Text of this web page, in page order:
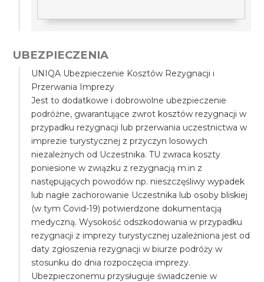
UBEZPIECZENIA
UNIQA Ubezpieczenie Kosztów Rezygnacji i
Przerwania Imprezy
Jest to dodatkowe i dobrowolne ubezpieczenie
podróżne, gwarantujące zwrot kosztów rezygnacji w
przypadku rezygnacji lub przerwania uczestnictwa w
imprezie turystycznej z przyczyn losowych
niezależnych od Uczestnika. TU zwraca koszty
poniesione w związku z rezygnacją m.in z
następujących powodów np. nieszczęśliwy wypadek
lub nagłe zachorowanie Uczestnika lub osoby bliskiej
(w tym Covid-19) potwierdzone dokumentacją
medyczną. Wysokość odszkodowania w przypadku
rezygnacji z imprezy turystycznej uzależniona jest od
daty zgłoszenia rezygnacji w biurze podróży w
stosunku do dnia rozpoczęcia imprezy.
Ubezpieczonemu przysługuje świadczenie w